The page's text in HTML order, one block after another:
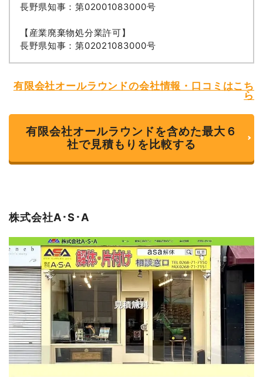
長野県知事：第02001083000号
【産業廃棄物処分業許可】
長野県知事：第02021083000号
有限会社オールラウンドの会社情報・口コミはこち
ら
有限会社オールラウンドを含めた最大６
社で見積もりを比較する
株式会社A･S･A